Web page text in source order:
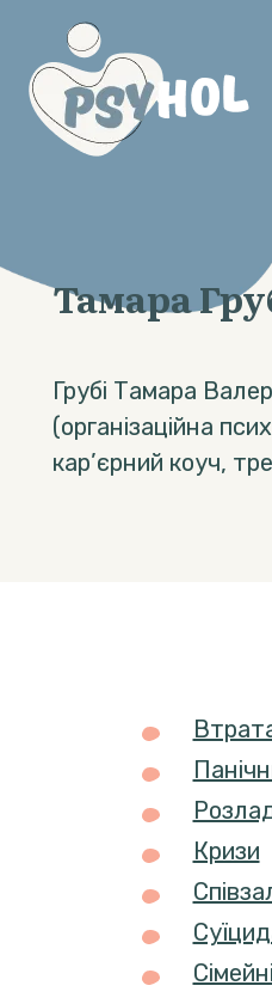
Тамара
Грубі Тамара
(організаційна
кар’єрний коуч,
Кризи